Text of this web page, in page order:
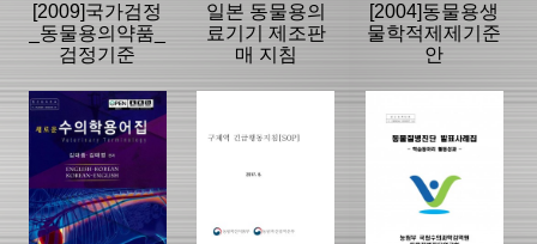
[2009]국가검정
_동물용의약품_
검정기준
일본 동물용의
료기기 제조판
매 지침
[2004]동물용생
물학적제제기준
안